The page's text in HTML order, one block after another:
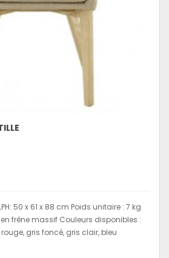
50 x 61 x 88 cm Poids unitaire : 7 kg
frêne massif Couleurs disponibles :
gris foncé, gris clair, bleu